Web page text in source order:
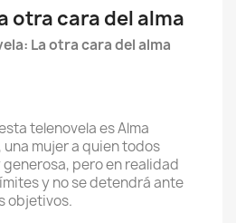
otra cara del alma
La otra cara del alma
telenovela es Alma
mujer a quien todos
pero en realidad
y no se detendrá ante
objetivos.